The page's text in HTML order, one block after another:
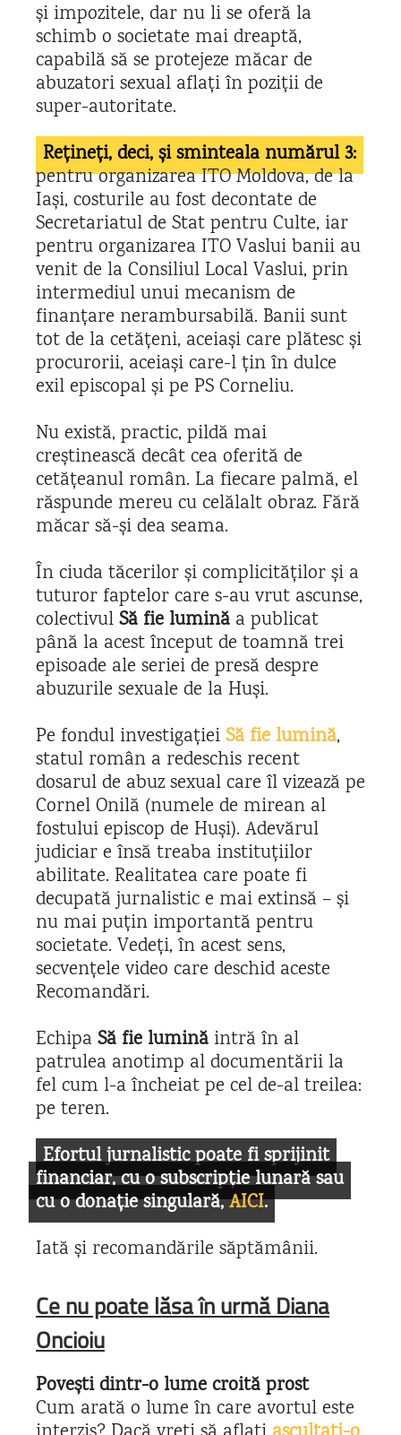
și impozitele, dar nu li se oferă la
schimb o societate mai dreaptă,
capabilă să se protejeze măcar de
abuzatori sexual aflați în poziții de
super-autoritate.
Rețineți, deci, și sminteala numărul 3:
pentru organizarea ITO Moldova, de la
Iași, costurile au fost decontate de
Secretariatul de Stat pentru Culte, iar
pentru organizarea ITO Vaslui banii au
venit de la Consiliul Local Vaslui, prin
intermediul unui mecanism de
finanțare nerambursabilă. Banii sunt
tot de la cetățeni, aceiași care plătesc și
procurorii, aceiași care-l țin în dulce
exil episcopal și pe PS Corneliu.
Nu există, practic, pildă mai
creștinească decât cea oferită de
cetățeanul român. La fiecare palmă, el
răspunde mereu cu celălalt obraz. Fără
măcar să-și dea seama.
În ciuda tăcerilor și complicităților și a
tuturor faptelor care s-au vrut ascunse,
colectivulSă fie lumină a publicat
până la acest început de toamnă trei
episoade ale seriei de presă despre
abuzurile sexuale de la Huși.
Pe fondul investigațieiSă fie lumină,
statul român a redeschis recent
dosarul de abuz sexual care îl vizează pe
Cornel Onilă (numele de mirean al
fostului episcop de Huși). Adevărul
judiciar e însă treaba instituțiilor
abilitate. Realitatea care poate fi
decupată jurnalistic e mai extinsă – și
nu mai puțin importantă pentru
societate. Vedeți, în acest sens,
secvențele video care deschid aceste
Recomandări.
Echipa Să fie lumină intră în al
patrulea anotimp al documentării la
fel cum l-a încheiat pe cel de-al treilea:
pe teren.
Efortul jurnalistic poate fi sprijinit
financiar, cu o subscripție lunară sau
cu o donație singulară,AICI.
Iată și recomandările săptămânii.
Ce nu poate lăsa în urmă Diana
Oncioiu
Povești dintr-o lume croită prost
Cum arată o lume în care avortul este